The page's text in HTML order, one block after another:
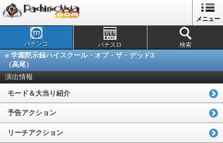
メニュー
パチンコ パチスロ 検索
e 学園黙示録ハイスクール・オブ・ザ・デッド3
（高尾）
演出情報
モード＆大当り紹介
予告アクション
リーチアクション